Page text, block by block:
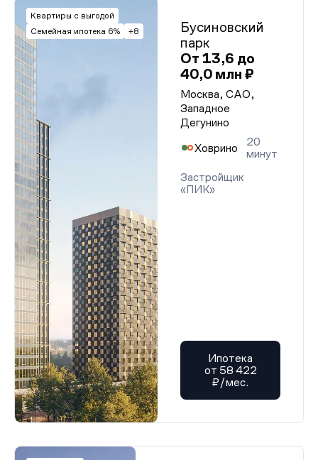
Квартиры с выгодой
Семейная ипотека 6%
+8
Бусиновский
парк
От 13,6 до
40,0 млн ₽
Москва, САО,
Западное
Дегунино
Ховрино
20
минут
Застройщик
«ПИК»
Ипотека
от 58 422
₽/мес.